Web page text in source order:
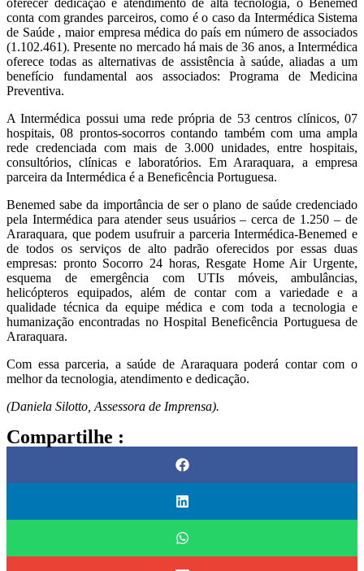
oferecer dedicação e atendimento de alta tecnologia, o Benemed
conta com grandes parceiros, como é o caso da Intermédica Sistema
de Saúde , maior empresa médica do país em número de associados
(1.102.461). Presente no mercado há mais de 36 anos, a Intermédica
oferece todas as alternativas de assistência à saúde, aliadas a um
benefício fundamental aos associados: Programa de Medicina
Preventiva.
A Intermédica possui uma rede própria de 53 centros clínicos, 07
hospitais, 08 prontos-socorros contando também com uma ampla
rede credenciada com mais de 3.000 unidades, entre hospitais,
consultórios, clínicas e laboratórios. Em Araraquara, a empresa
parceira da Intermédica é a Beneficência Portuguesa.
Benemed sabe da importância de ser o plano de saúde credenciado
pela Intermédica para atender seus usuários – cerca de 1.250 – de
Araraquara, que podem usufruir a parceria Intermédica-Benemed e
de todos os serviços de alto padrão oferecidos por essas duas
empresas: pronto Socorro 24 horas, Resgate Home Air Urgente,
esquema de emergência com UTIs móveis, ambulâncias,
helicópteros equipados, além de contar com a variedade e a
qualidade técnica da equipe médica e com toda a tecnologia e
humanização encontradas no Hospital Beneficência Portuguesa de
Araraquara.
Com essa parceria, a saúde de Araraquara poderá contar com o
melhor da tecnologia, atendimento e dedicação.
(Daniela Silotto, Assessora de Imprensa).
Compartilhe :